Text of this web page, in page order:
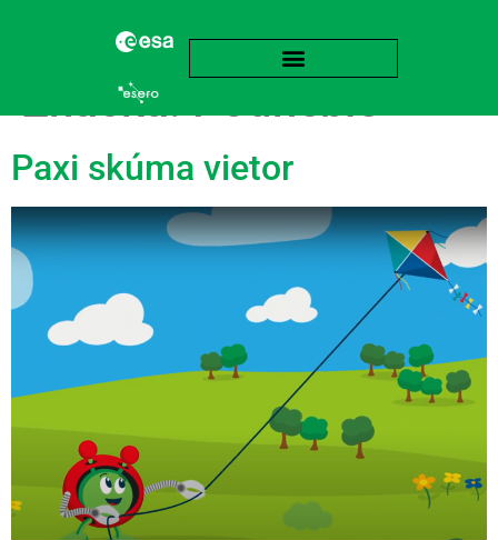
Značka:Podnebie
Paxi skúma vietor